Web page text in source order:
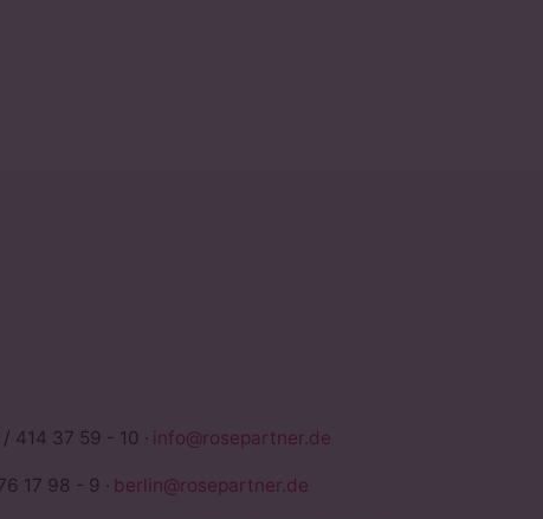
414 37 59 - 10 · info@rosepartner.de
17 98 - 9 · berlin@rosepartner.de